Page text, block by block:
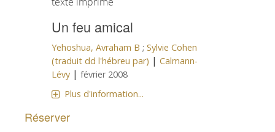
Un feu amical
Yehoshua, Avraham B ;Sylvie Cohen
(traduit dd l'hébreu par) |Calmann-
Lévy |février 2008
Plus d'information...
Réserver